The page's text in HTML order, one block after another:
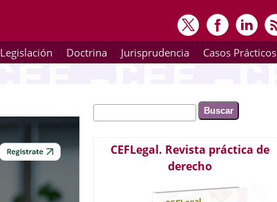
Legislación Doctrina Jurisprudencia Casos Prácticos
Formulario de búsqueda
Buscar
CEFLegal. Revista práctica de
derecho